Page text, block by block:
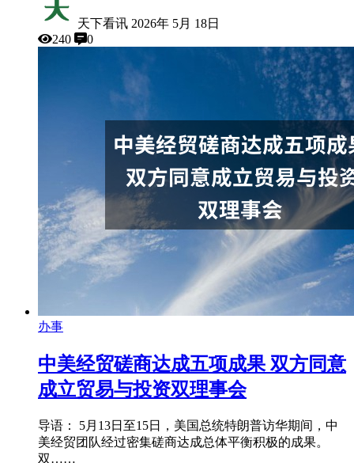
天下看讯 2026年 5月 18日
240
0
办事
中美经贸磋商达成五项成果 双方同意
成立贸易与投资双理事会
导语： 5月13日至15日，美国总统特朗普访华期间，中
美经贸团队经过密集磋商达成总体平衡积极的成果。
双……